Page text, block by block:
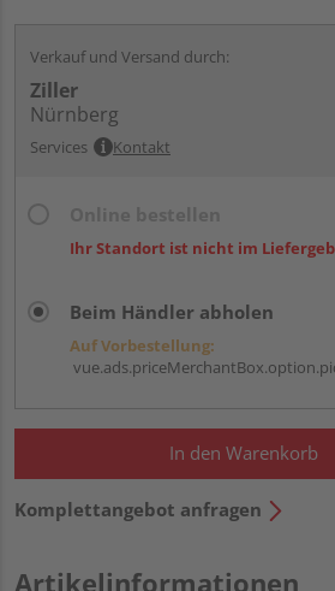
Verkauf und Versand durch:
Ziller
Nürnberg
Services Kontakt
Ihr Standort ist nicht im
Beim Händler abholen
Auf Vorbestellung:
In den Warenkorb
Komplettangebot anfragen
Artikelinformationen